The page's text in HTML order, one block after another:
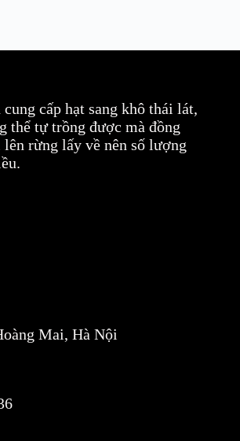
cấp hạt sang khô thái lát,
thể tự trồng được mà đồng
lên rừng lấy về nên số lượng
Mai, Hà Nội